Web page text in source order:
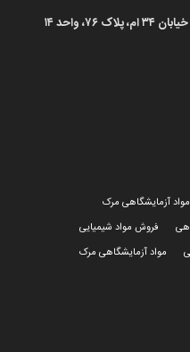
واحد ۱۴
آزمایشگاهی مرک
فروش مواد شیمیایی
مواد آزمایشگاهی مرک